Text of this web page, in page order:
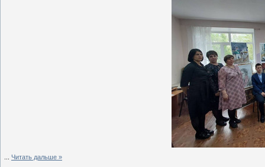
Читать дальше »